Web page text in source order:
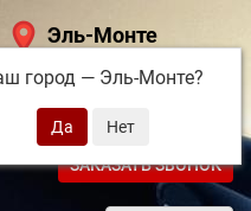
Эль-Монте
город — Эль-Монте?
+7 (495) 108-68-71
ЗАКАЗАТЬ ЗВОНОК